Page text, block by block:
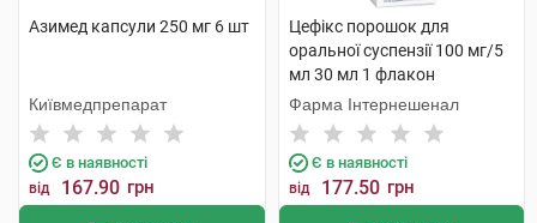
Азимед капсули 250 мг 6 шт
Київмедпрепарат
Є в наявності
від 167.90 грн
Цефікс порошок для
оральної суспензії 100 мг/5
мл 30 мл 1 флакон
Фарма Інтернешенал
Є в наявності
від 177.50 грн